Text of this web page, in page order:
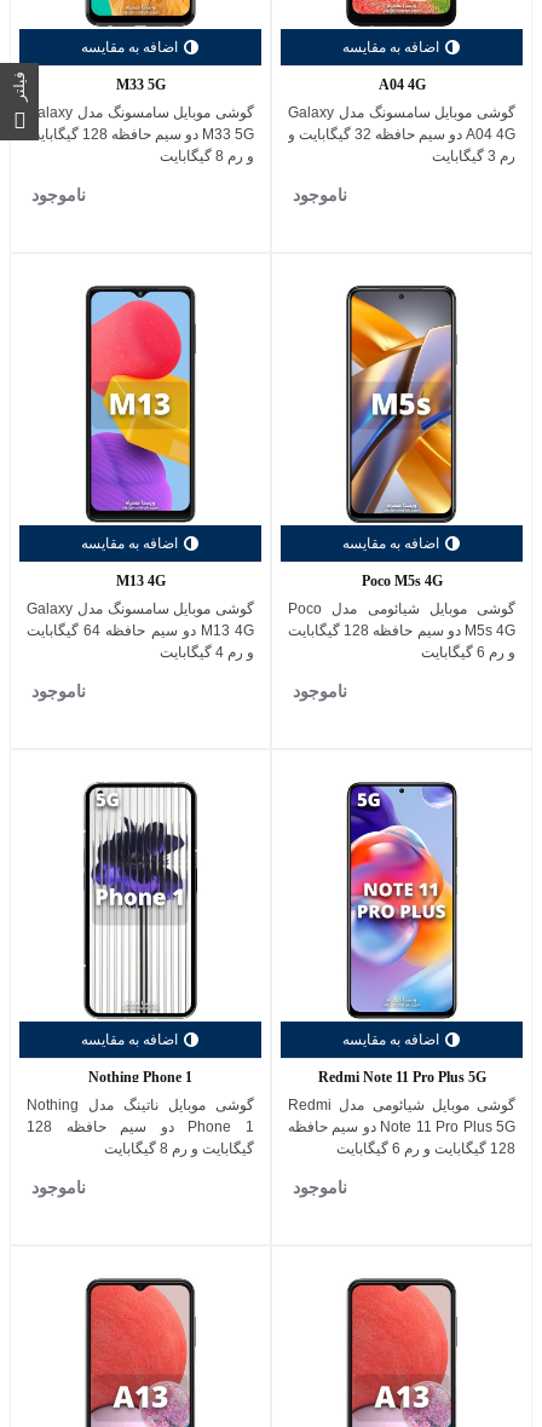
اضافه به مقایسه
A04 4G
گوشی موبایل سامسونگ مدل Galaxy
A04 4G دو سیم حافظه 32 گیگابایت و
رم 3 گیگابایت
ناموجود
اضافه به مقایسه
M33 5G
گوشی موبایل سامسونگ مدل Galaxy
M33 5G دو سیم حافظه 128 گیگابایت
و رم 8 گیگابایت
ناموجود
اضافه به مقایسه
Poco M5s 4G
گوشی موبایل شیائومی مدل Poco
M5s 4G دو سیم حافظه 128 گیگابایت
و رم 6 گیگابایت
ناموجود
اضافه به مقایسه
M13 4G
گوشی موبایل سامسونگ مدل Galaxy
M13 4G دو سیم حافظه 64 گیگابایت
و رم 4 گیگابایت
ناموجود
اضافه به مقایسه
Redmi Note 11 Pro Plus 5G
گوشی موبایل شیائومی مدل Redmi
Note 11 Pro Plus 5G دو سیم حافظه
128 گیگابایت و رم 6 گیگابایت
ناموجود
اضافه به مقایسه
Nothing Phone 1
گوشی موبایل ناتینگ مدل Nothing
Phone 1 دو سیم حافظه 128
گیگابایت و رم 8 گیگابایت
ناموجود
فیلتر